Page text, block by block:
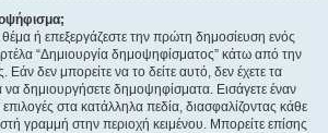
ή επεξεργάζεστε την πρώτη δημοσίευση ενός
“Δημιουργία δημοψηφίσματος” κάτω από την
δεν μπορείτε να το δείτε αυτό, δεν έχετε τα
να δημιουργήσετε δημοψηφίσματα. Εισάγετε έναν
επιλογές στα κατάλληλα πεδία, διασφαλίζοντας κάθε
γραμμή στην περιοχή κειμένου. Μπορείτε επίσης